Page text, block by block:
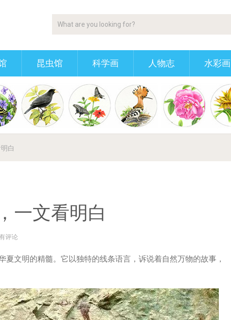
昆虫馆 科学画 人物志 水彩画
白
一文看明白
评论
夏文明的精髓。它以独特的线条语言，诉说着自然万物的故事，